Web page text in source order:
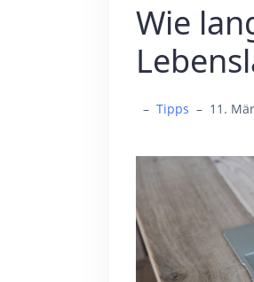
Wie
– Tipps – 11.